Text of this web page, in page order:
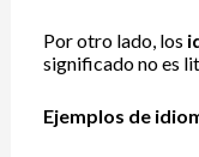
Por otro lado, los
significado no es
Ejemplos de